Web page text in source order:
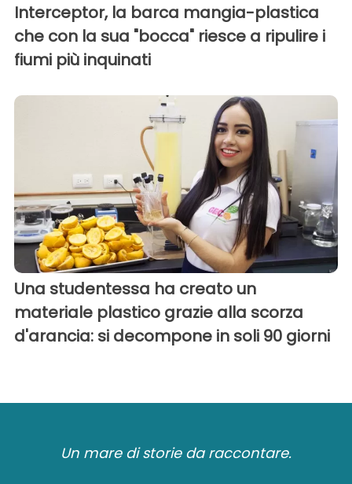
Interceptor, la barca mangia-plastica
che con la sua "bocca" riesce a ripulire i
fiumi più inquinati
Una studentessa ha creato un
materiale plastico grazie alla scorza
d'arancia: si decompone in soli 90 giorni
Un mare di storie da raccontare.